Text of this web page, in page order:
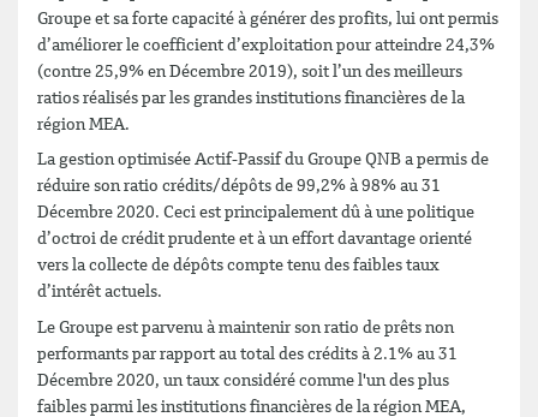
Groupe et sa forte capacité à générer des profits, lui ont permis
d’améliorer le coefficient d’exploitation pour atteindre 24,3%
(contre 25,9% en Décembre 2019), soit l’un des meilleurs
ratios réalisés par les grandes institutions financières de la
région MEA.
La gestion optimisée Actif-Passif du Groupe QNB a permis de
réduire son ratio crédits/dépôts de 99,2% à 98% au 31
Décembre 2020. Ceci est principalement dû à une politique
d’octroi de crédit prudente et à un effort davantage orienté
vers la collecte de dépôts compte tenu des faibles taux
d’intérêt actuels.
Le Groupe est parvenu à maintenir son ratio de prêts non
performants par rapport au total des crédits à 2.1% au 31
Décembre 2020, un taux considéré comme l'un des plus
faibles parmi les institutions financières de la région MEA,